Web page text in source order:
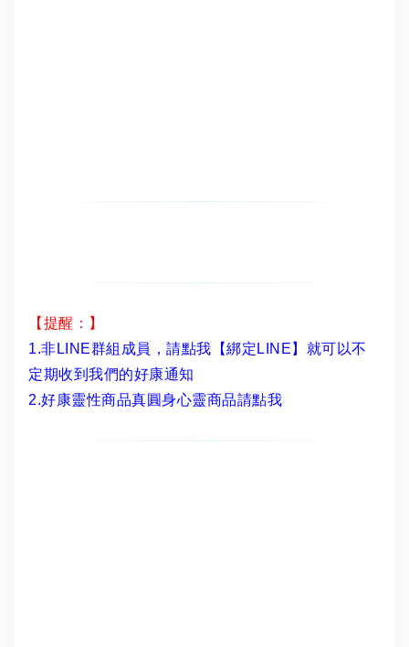
【提醒：】
1.非LINE群組成員， 請點我【綁定LINE】 就可以不
定期收到我們的好康通知
2.好康靈性商品真圓身心靈商品請點我